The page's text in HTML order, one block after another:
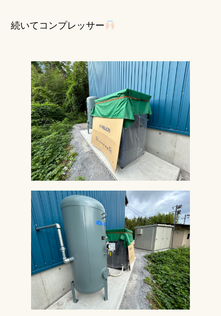
続いてコンプレッサー